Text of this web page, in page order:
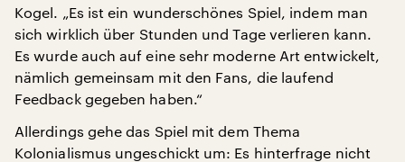
Kogel. „Es ist ein wunderschönes Spiel, indem man
sich wirklich über Stunden und Tage verlieren kann.
Es wurde auch auf eine sehr moderne Art entwickelt,
nämlich gemeinsam mit den Fans, die laufend
Feedback gegeben haben.“
Allerdings gehe das Spiel mit dem Thema
Kolonialismus ungeschickt um: Es hinterfrage nicht